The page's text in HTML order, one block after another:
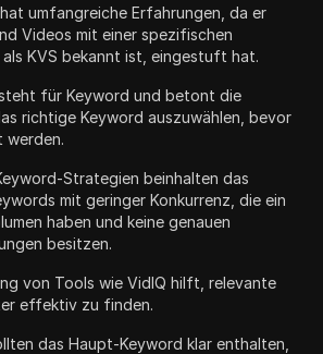
umfangreiche Erfahrungen, da er
Videos mit einer spezifischen
KVS bekannt ist, eingestuft hat.
steht für Keyword und betont die
richtige Keyword auszuwählen, bevor
werden.
Strategien beinhalten das
mit geringer Konkurrenz, die ein
haben und keine genauen
besitzen.
von Tools wie VidIQ hilft, relevante
effektiv zu finden.
das Haupt-Keyword klar enthalten,